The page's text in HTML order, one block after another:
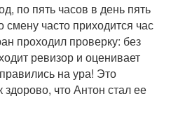
по пять часов в день пять
часто приходится час
проходил проверку: без
ревизор и оценивает
на ура! Это
что Антон стал ее